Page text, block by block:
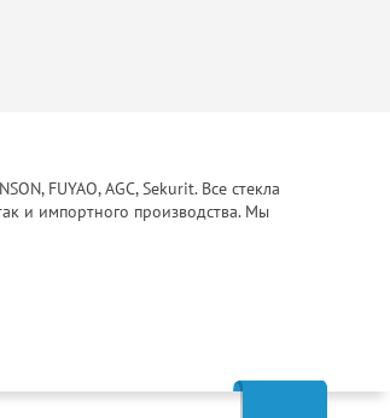
FUYAO, AGC, Sekurit. Все стекла
и импортного производства. Мы